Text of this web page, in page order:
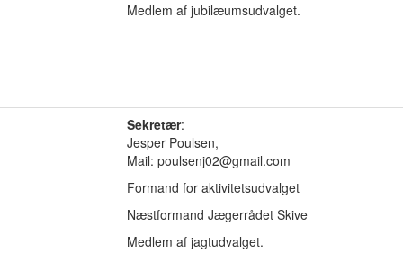
Medlem af jubilæumsudvalget.
Sekretær:
Jesper Poulsen,
Mail: poulsenj02@gmail.com
Formand for aktivitetsudvalget
Næstformand Jægerrådet Skive
Medlem af jagtudvalget.